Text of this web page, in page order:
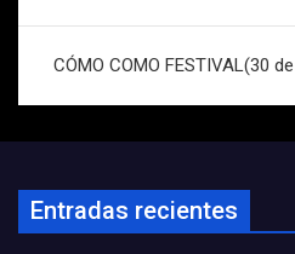
CÓMO COMO FESTIVAL(30
Entradas recientes